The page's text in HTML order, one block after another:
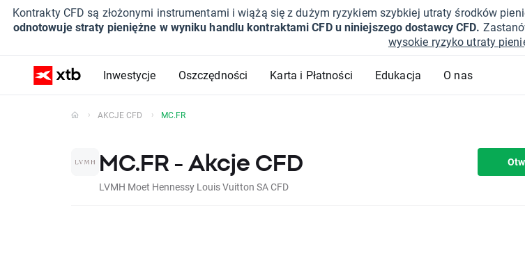
Kontrakty CFD są złożonymi instrumentami i wiążą się z dużym ryzykiem szybkiej utraty środków
odnotowuje straty pieniężne w wyniku handlu kontraktami CFD u niniejszego dostawcy CFD.
wysokie ryzyko utraty
Inwestycje Oszczędności Karta i Płatności Edukacja O nas
AKCJE CFD MC.FR
MC.FR - Akcje CFD
LVMH Moet Hennessy Louis Vuitton SA CFD